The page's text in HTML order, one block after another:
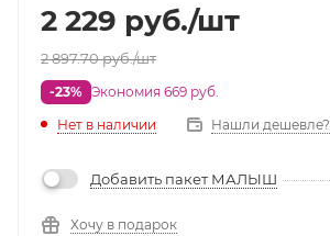
2 229 руб./шт
2 897.70руб./шт
-23% Экономия 669 руб.
Нет в наличии
Нашли дешевле?
Добавить пакет МАЛЫШ
Хочу в подарок